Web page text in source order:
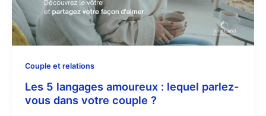
Couple et relations
Les 5 langages amoureux : lequel parlez-
vous dans votre couple ?